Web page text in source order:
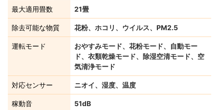
最大適用畳数 21畳
除去可能な物質 花粉、ホコリ、ウイルス、PM2.5
運転モード
おやすみモード、花粉モード、自動モー
ド、衣類乾燥モード、除湿空清モード、空
気清浄モード
対応センサー ニオイ、湿度、温度
稼動音 51dB